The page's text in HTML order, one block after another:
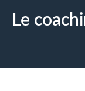
Le